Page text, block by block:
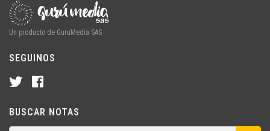
Un producto de GuruMedia SAS
SEGUINOS
BUSCAR NOTAS